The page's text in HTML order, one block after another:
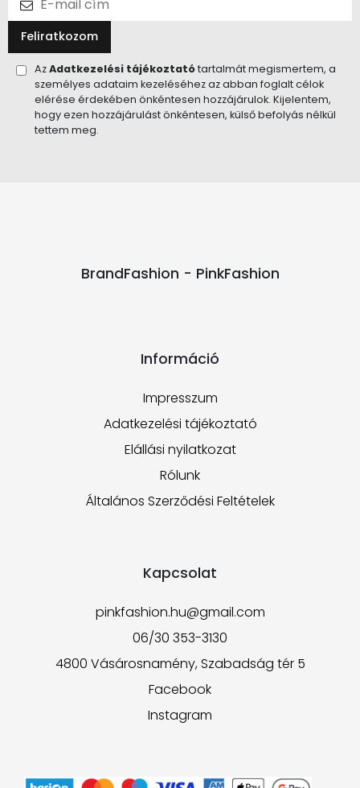
Feliratkozom
AzAdatkezelési tájékoztatótartalmát megismertem, a
személyes adataim kezeléséhez az abban foglalt célok
elérése érdekében önkéntesen hozzájárulok. Kijelentem,
hogy ezen hozzájárulást önkéntesen, külső befolyás nélkül
tettem meg.
BrandFashion - PinkFashion
Információ
Impresszum
Adatkezelési tájékoztató
Elállási nyilatkozat
Rólunk
Általános Szerződési Feltételek
Kapcsolat
pinkfashion.hu@gmail.com
06/30 353-3130
4800 Vásárosnamény, Szabadság tér 5
Facebook
Instagram